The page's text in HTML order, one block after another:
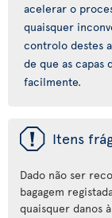
acelerar o
quaisquer
controlo destes
de que as capas
facilmente.
ü Itens
Dado não ser
bagagem
quaisquer danos